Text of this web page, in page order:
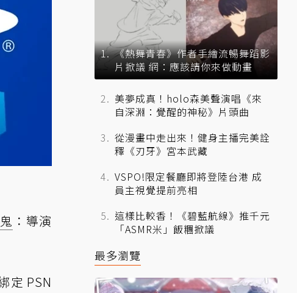
：導演
定 PSN
《熱舞青春》作者手繪流暢舞蹈影
片掀議 網：應該請你來做動畫
美夢成真！holo森美聲演唱《來
自深淵：覺醒的神秘》片頭曲
從漫畫中走出來！健身主播完美詮
釋《刃牙》宮本武藏
VSPO!限定餐廳即將登陸台港 成
員主視覺提前亮相
這樣比較香！《碧藍航線》推千元
「ASMR米」飯糰掀議
最多瀏覽